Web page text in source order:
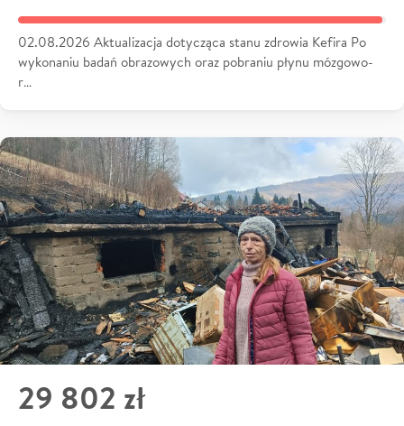
02.08.2026 Aktualizacja dotycząca stanu zdrowia Kefira Po
wykonaniu badań obrazowych oraz pobraniu płynu mózgowo-
r…
29 802 zł